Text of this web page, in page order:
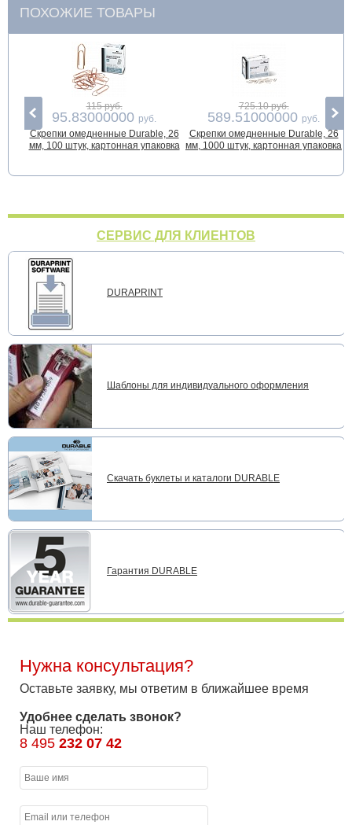
ПОХОЖИЕ ТОВАРЫ
115 руб.
95.83000000 руб.
Скрепки омедненные Durable, 26
мм, 100 штук, картонная упаковка
725.10 руб.
589.51000000 руб.
Скрепки омедненные Durable, 26
мм, 1000 штук, картонная упаковка
СЕРВИС ДЛЯ КЛИЕНТОВ
DURAPRINT
Шаблоны для индивидуального оформления
Скачать буклеты и каталоги DURABLE
Гарантия DURABLE
Нужна консультация?
Оставьте заявку, мы ответим в ближайшее время
Удобнее сделать звонок?
Наш телефон:
8 495 232 07 42